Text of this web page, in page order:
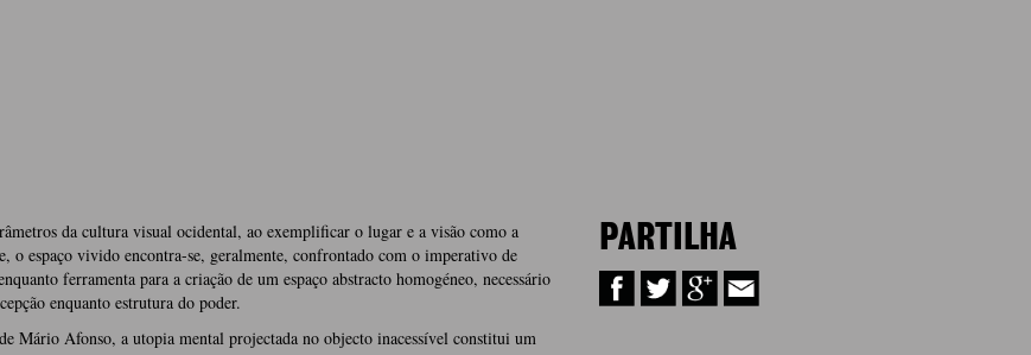
da cultura visual ocidental, ao exemplificar o lugar e a visão como a
o espaço vivido encontra-se, geralmente, confrontado com o imperativo de
ferramenta para a criação de um espaço abstracto homogéneo, necessário
enquanto estrutura do poder.
Mário Afonso, a utopia mental projectada no objecto inacessível constitui um
PARTILHA